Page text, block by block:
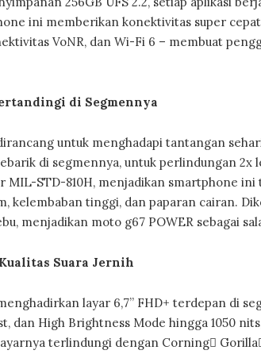
ini memberikan konektivitas super
VoNR, dan Wi-Fi 6 – membuat
di Segmennya
untuk menghadapi tantangan
di segmennya, untuk perlindungan
MIL-STD-810H, menjadikan smartphone
kelembaban tinggi, dan paparan cairan.
menjadikan moto g67 POWER sebagai
Suara Jernih
layar 6,7” FHD+ terdepan di
dan High Brightness Mode hingga 1050
terlindungi dengan Corning